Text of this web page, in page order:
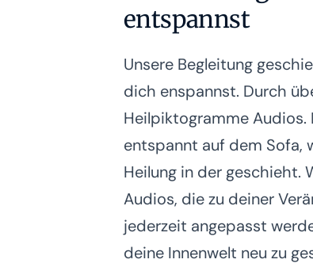
entspannst
Unsere Begleitung
dich enspannst. Durch
Heilpiktogramme Audios.
entspannt auf dem Sofa,
Heilung in der geschieht.
Audios, die zu deiner
jederzeit angepasst
deine Innenwelt neu zu